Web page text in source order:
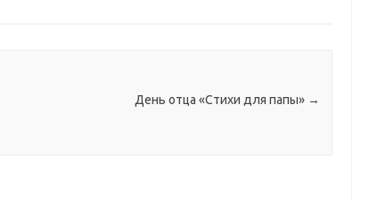
День отца «Стихи для папы» →